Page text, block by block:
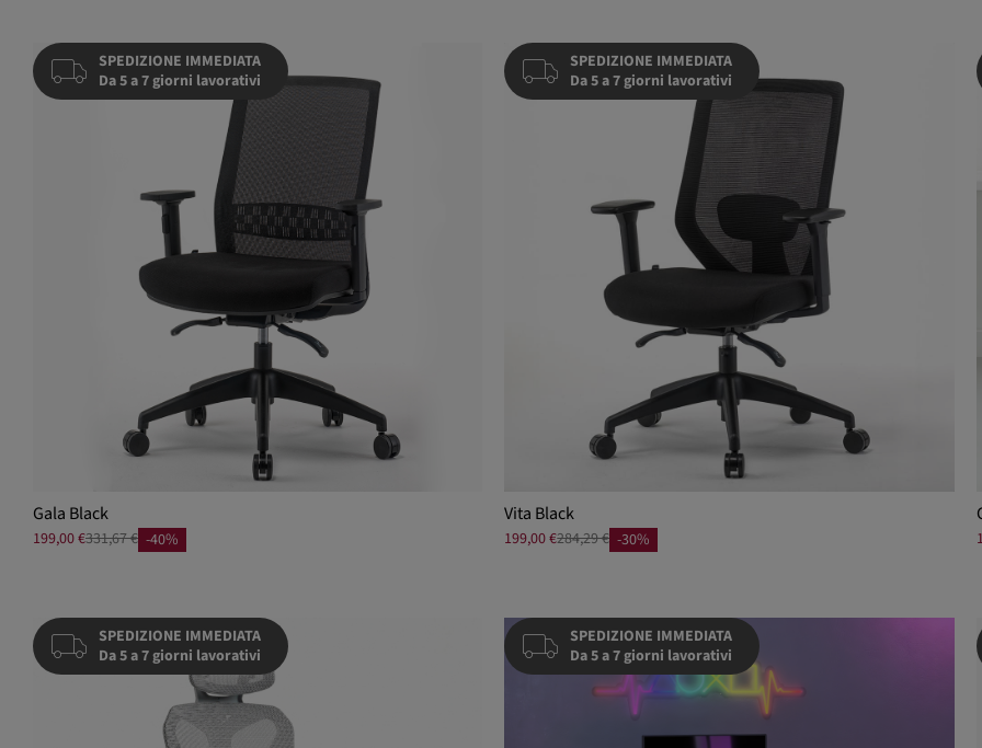
SPEDIZIONE IMMEDIATA
Da 5 a 7 giorni lavorativi
Gala Black
199,00 €331,67 € -40%
SPEDIZIONE IMMEDIATA
Da 5 a 7 giorni lavorativi
Vita Black
199,00 €284,29 € -30%
SPEDIZIONE IMMEDIATA
Da 5 a 7 giorni lavorativi
SPEDIZIONE IMMEDIATA
Da 5 a 7 giorni lavorativi